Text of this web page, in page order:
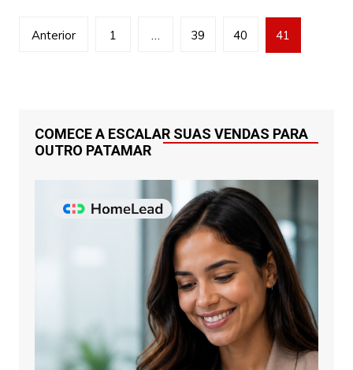
Navegação
Anterior 1 39 40 41
COMECE A ESCALAR SUAS VENDAS PARA
OUTRO PATAMAR